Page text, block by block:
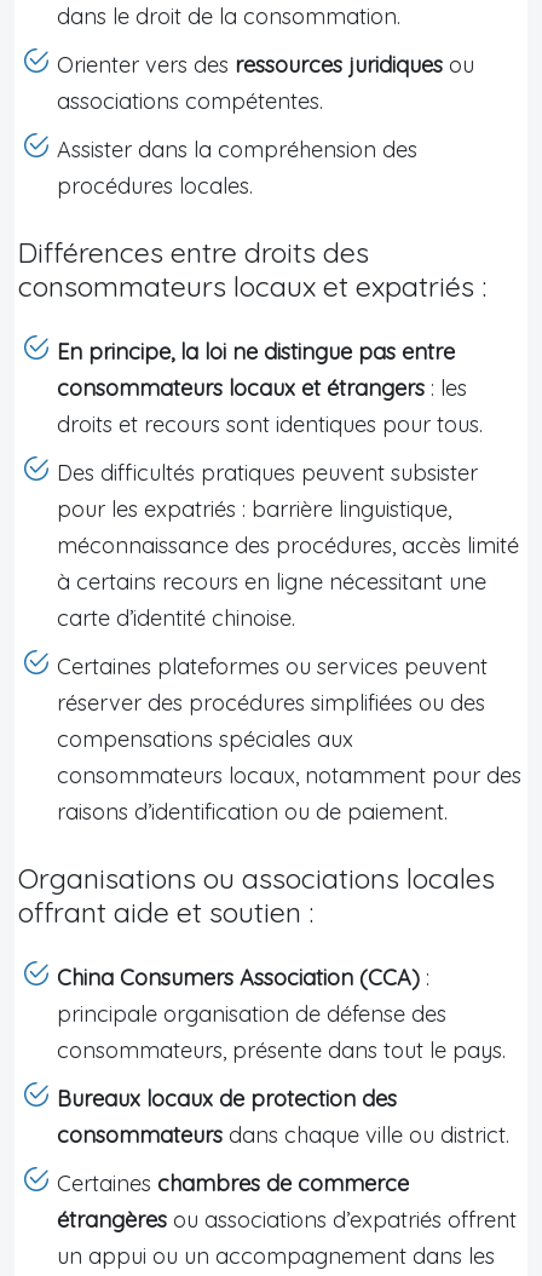
dans le droit de la consommation.
Orienter vers des ressources juridiques ou
associations compétentes.
Assister dans la compréhension des
procédures locales.
Différences entre droits des
consommateurs locaux et expatriés :
En principe, la loi ne distingue pas entre
consommateurs locaux et étrangers : les
droits et recours sont identiques pour tous.
Des difficultés pratiques peuvent subsister
pour les expatriés : barrière linguistique,
méconnaissance des procédures, accès limité
à certains recours en ligne nécessitant une
carte d’identité chinoise.
Certaines plateformes ou services peuvent
réserver des procédures simplifiées ou des
compensations spéciales aux
consommateurs locaux, notamment pour des
raisons d’identification ou de paiement.
Organisations ou associations locales
offrant aide et soutien :
China Consumers Association (CCA) :
principale organisation de défense des
consommateurs, présente dans tout le pays.
Bureaux locaux de protection des
consommateurs dans chaque ville ou district.
Certaines chambres de commerce
étrangères ou associations d’expatriés offrent
un appui ou un accompagnement dans les